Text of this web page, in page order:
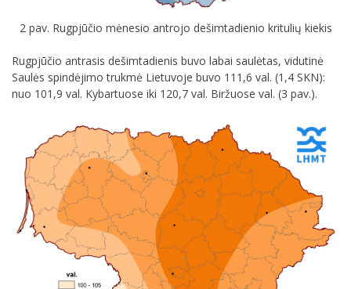
2 pav. Rugpjūčio mėnesio antrojo dešimtadienio kritulių kiekis
Rugpjūčio antrasis dešimtadienis buvo labai saulėtas, vidutinė
Saulės spindėjimo trukmė Lietuvoje buvo 111,6 val. (1,4 SKN):
nuo 101,9 val. Kybartuose iki 120,7 val. Biržuose val. (3 pav.).